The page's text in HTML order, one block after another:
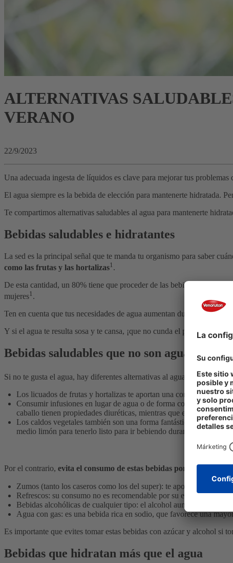
ALTERNATIVAS
VERANO
22/9/2023
Una adecuada ingesta de líquidos es clave para mejorar tus
El agua siempre es la bebida de elección para mantenerte hidratada.
Te compartimos alternativas saludables al agua para mantenerte
Bebidas saludables e hidratantes
La sed es la principal señal que te manda tu organismo para saber
como las frutas y las hortalizas1 .
De esta cantidad, un 80% tiene que proceder de las bebidas y el
mujeres1 .
Ten en cuenta que tus necesidades de agua aumentan durante el
Y si el agua te resulta sosa y te cansa, ¡que no cunda el pánico!
Bebidas saludables que no son agua
Si no te gusta el agua, hay diferentes alternativas al agua comolos
Los licuados de frutas y hortalizas te aportan una concentración
Consumir infusiones en lugar de agua o de forma complementaria
caballo tienen propiedades diuréticas, mientras que el comino y el
Los caldos vegetales también son una forma fantástica de
medio limón para tenerlo listo para ir bebiendo durante el día.
Por el contrario, evita el consumo de estas bebidas porque
Zumos (tanto los caseros como los del super): te aportan pocos
Refrescos: su consumo no es recomendable por su elevada
Bebidas alcohólicas de cualquier tipo: el alcohol aumenta la
Agua con gas: es una bebida rica en sodio, que favorece una
Es importante que evites tomar estas bebidas con azúcar y alcohol si
Bebidas que hidratan más que el agua